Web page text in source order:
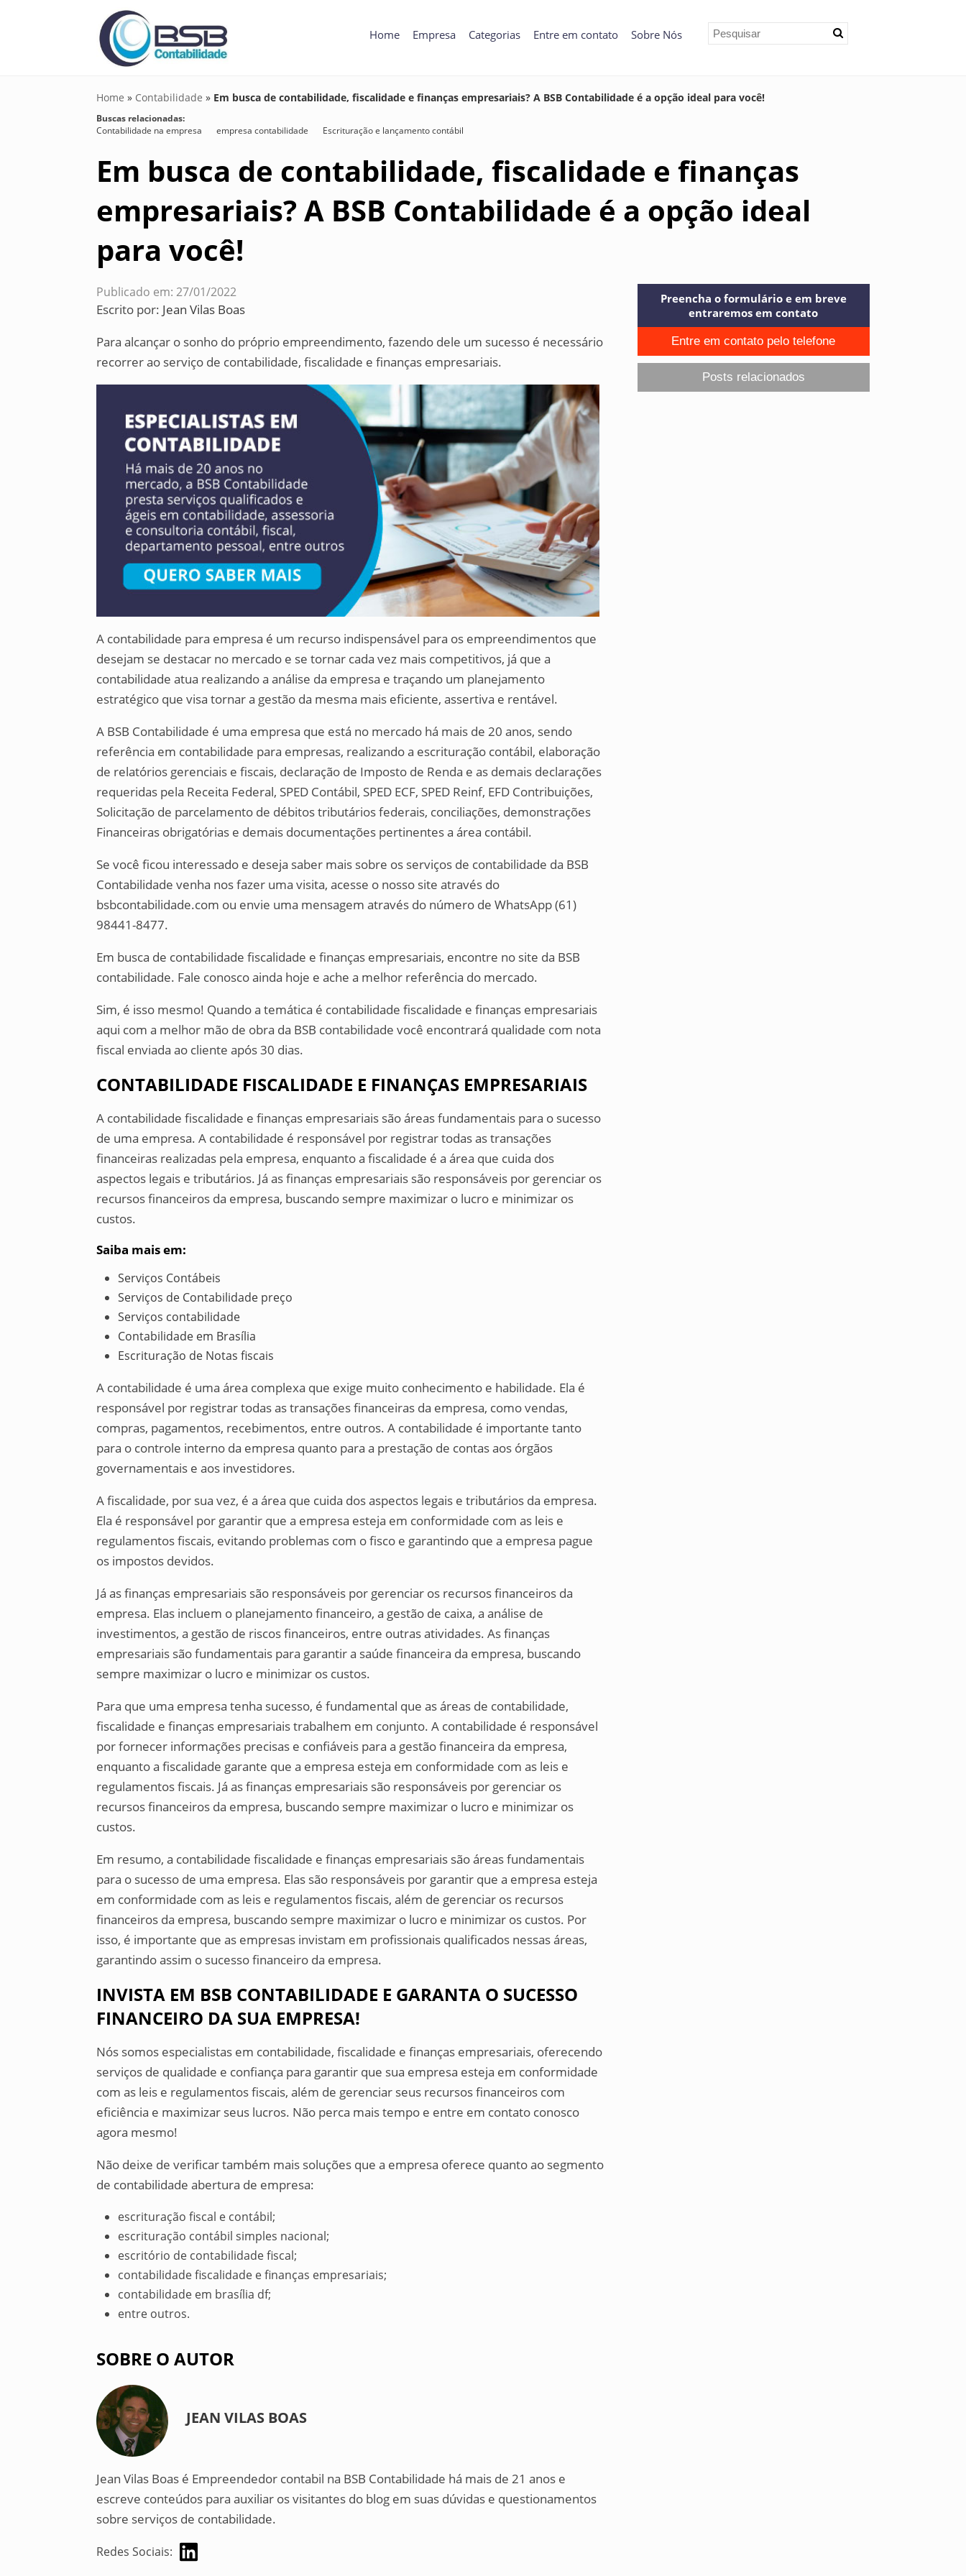
Home Empresa Categorias Entre em contato Sobre Nós
Home » Contabilidade » Em busca de contabilidade, fiscalidade e finanças empresariais? A BSB Contabilidade é a opção ideal para você!
Buscas relacionadas:
Contabilidade na empresa
empresa contabilidade Escrituração e lançamento contábil
Em busca de contabilidade, fiscalidade e finanças
empresariais? A BSB Contabilidade é a opção ideal
para você!
Publicado em: 27/01/2022
Escrito por: Jean Vilas Boas
Para alcançar o sonho do próprio empreendimento, fazendo dele um sucesso é necessário
recorrer ao serviço de contabilidade, fiscalidade e finanças empresariais.
A contabilidade para empresa é um recurso indispensável para os empreendimentos que
desejam se destacar no mercado e se tornar cada vez mais competitivos, já que a
contabilidade atua realizando a análise da empresa e traçando um planejamento
estratégico que visa tornar a gestão da mesma mais eficiente, assertiva e rentável.
A BSB Contabilidade é uma empresa que está no mercado há mais de 20 anos, sendo
referência em contabilidade para empresas, realizando a escrituração contábil, elaboração
de relatórios gerenciais e fiscais, declaração de Imposto de Renda e as demais declarações
requeridas pela Receita Federal, SPED Contábil, SPED ECF, SPED Reinf, EFD Contribuições,
Solicitação de parcelamento de débitos tributários federais, conciliações, demonstrações
Financeiras obrigatórias e demais documentações pertinentes a área contábil.
Se você ficou interessado e deseja saber mais sobre os serviços de contabilidade da BSB
Contabilidade venha nos fazer uma visita, acesse o nosso site através do
bsbcontabilidade.com ou envie uma mensagem através do número de WhatsApp (61)
98441-8477.
Em busca de contabilidade fiscalidade e finanças empresariais, encontre no site da BSB
contabilidade. Fale conosco ainda hoje e ache a melhor referência do mercado.
Sim, é isso mesmo! Quando a temática é contabilidade fiscalidade e finanças empresariais
aqui com a melhor mão de obra da BSB contabilidade você encontrará qualidade com nota
fiscal enviada ao cliente após 30 dias.
CONTABILIDADE FISCALIDADE E FINANÇAS EMPRESARIAIS
A contabilidade fiscalidade e finanças empresariais são áreas fundamentais para o sucesso
de uma empresa. A contabilidade é responsável por registrar todas as transações
financeiras realizadas pela empresa, enquanto a fiscalidade é a área que cuida dos
aspectos legais e tributários. Já as finanças empresariais são responsáveis por gerenciar os
recursos financeiros da empresa, buscando sempre maximizar o lucro e minimizar os
custos.
Saiba mais em:
Serviços Contábeis
Serviços de Contabilidade preço
Serviços contabilidade
Contabilidade em Brasília
Escrituração de Notas fiscais
A contabilidade é uma área complexa que exige muito conhecimento e habilidade. Ela é
responsável por registrar todas as transações financeiras da empresa, como vendas,
compras, pagamentos, recebimentos, entre outros. A contabilidade é importante tanto
para o controle interno da empresa quanto para a prestação de contas aos órgãos
governamentais e aos investidores.
A fiscalidade, por sua vez, é a área que cuida dos aspectos legais e tributários da empresa.
Ela é responsável por garantir que a empresa esteja em conformidade com as leis e
regulamentos fiscais, evitando problemas com o fisco e garantindo que a empresa pague
os impostos devidos.
Já as finanças empresariais são responsáveis por gerenciar os recursos financeiros da
empresa. Elas incluem o planejamento financeiro, a gestão de caixa, a análise de
investimentos, a gestão de riscos financeiros, entre outras atividades. As finanças
empresariais são fundamentais para garantir a saúde financeira da empresa, buscando
sempre maximizar o lucro e minimizar os custos.
Para que uma empresa tenha sucesso, é fundamental que as áreas de contabilidade,
fiscalidade e finanças empresariais trabalhem em conjunto. A contabilidade é responsável
por fornecer informações precisas e confiáveis para a gestão financeira da empresa,
enquanto a fiscalidade garante que a empresa esteja em conformidade com as leis e
regulamentos fiscais. Já as finanças empresariais são responsáveis por gerenciar os
recursos financeiros da empresa, buscando sempre maximizar o lucro e minimizar os
custos.
Em resumo, a contabilidade fiscalidade e finanças empresariais são áreas fundamentais
para o sucesso de uma empresa. Elas são responsáveis por garantir que a empresa esteja
em conformidade com as leis e regulamentos fiscais, além de gerenciar os recursos
financeiros da empresa, buscando sempre maximizar o lucro e minimizar os custos. Por
isso, é importante que as empresas invistam em profissionais qualificados nessas áreas,
garantindo assim o sucesso financeiro da empresa.
INVISTA EM BSB CONTABILIDADE E GARANTA O SUCESSO
FINANCEIRO DA SUA EMPRESA!
Nós somos especialistas em contabilidade, fiscalidade e finanças empresariais, oferecendo
serviços de qualidade e confiança para garantir que sua empresa esteja em conformidade
com as leis e regulamentos fiscais, além de gerenciar seus recursos financeiros com
eficiência e maximizar seus lucros. Não perca mais tempo e entre em contato conosco
agora mesmo!
Não deixe de verificar também mais soluções que a empresa oferece quanto ao segmento
de contabilidade abertura de empresa:
escrituração fiscal e contábil;
escrituração contábil simples nacional;
escritório de contabilidade fiscal;
contabilidade fiscalidade e finanças empresariais;
contabilidade em brasília df;
entre outros.
SOBRE O AUTOR
JEAN VILAS BOAS
Jean Vilas Boas é Empreendedor contabil na BSB Contabilidade há mais de 21 anos e
escreve conteúdos para auxiliar os visitantes do blog em suas dúvidas e questionamentos
sobre serviços de contabilidade.
Redes Sociais:
Preencha o formulário e em breve
entraremos em contato
Entre em contato pelo telefone
Posts relacionados